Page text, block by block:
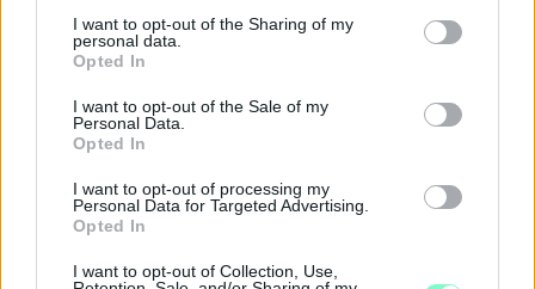
not limited to your visit or usage behaviour. You may click to
grant or deny consent to Google and its third-party tags to
use your data for below specified purposes in below Google
consent section.
I want to opt-out of the Sharing of my
personal data.
Opted In
I want to opt-out of the Sale of my
Personal Data.
Opted In
I want to opt-out of processing my
Personal Data for Targeted Advertising.
Opted In
I want to opt-out of Collection, Use,
2020. Április. 02. 08:48
Az MTI ma nagyon ráérzett a péntekre.
KÉT JOKER TELITALÁLAT VAN AZ ÖTÖS
LOTTÓN
Nyerőszámok, emelkedő számsorredben.
IDÉN KISLÁNY LETT AZ ÉV ELSŐ MAGYAR
BABÁJA
2020. Április. 02. 08:48